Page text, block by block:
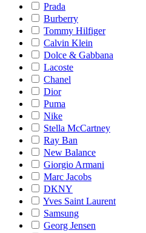
Prada
Burberry
Tommy Hilfiger
Calvin Klein
Dolce & Gabbana
Lacoste
Chanel
Dior
Puma
Nike
Stella McCartney
Ray Ban
New Balance
Giorgio Armani
Marc Jacobs
DKNY
Yves Saint Laurent
Samsung
Georg Jensen